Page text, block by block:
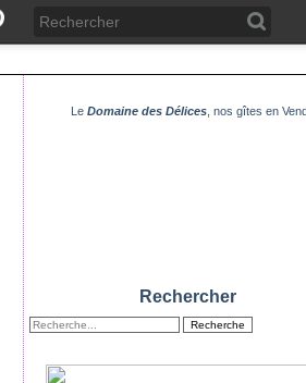
Le Domaine des Délices, nos gîtes en
Rechercher